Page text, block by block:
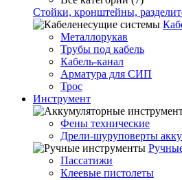
Стойки, кронштейны,
Металлорукав
Трубы под кабель
Кабель-канал
Арматура для СИП
Трос
Инструмент
Фены технические
Дрели-шуруповерты
Пассатижи
Клеевые пистолеты